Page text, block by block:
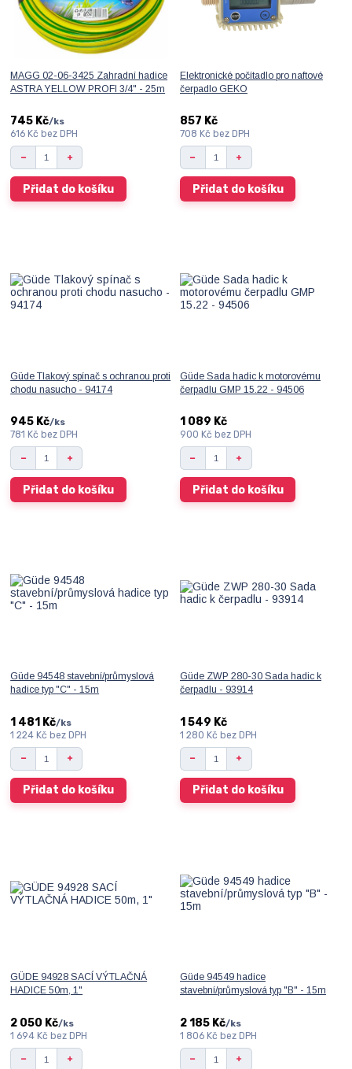
MAGG 02-06-3425 Zahradní hadice
ASTRA YELLOW PROFI 3/4" - 25m
745 Kč/ks
616 Kč bez DPH
Přidat do košíku
Elektronické počítadlo pro naftové
čerpadlo GEKO
857 Kč
708 Kč bez DPH
Přidat do košíku
Güde Tlakový spínač s ochranou proti
chodu nasucho - 94174
945 Kč/ks
781 Kč bez DPH
Přidat do košíku
Güde Sada hadic k motorovému
čerpadlu GMP 15.22 - 94506
1 089 Kč
900 Kč bez DPH
Přidat do košíku
Güde 94548 stavební/průmyslová
hadice typ "C" - 15m
1 481 Kč/ks
1 224 Kčbez DPH
Přidat do košíku
Güde ZWP 280-30 Sada hadic k
čerpadlu - 93914
1 549 Kč
1 280 Kč bez DPH
Přidat do košíku
GÜDE 94928 SACÍ VÝTLAČNÁ
HADICE 50m, 1"
2 050 Kč/ks
1 694 Kčbez DPH
Güde 94549 hadice
stavební/průmyslová typ "B" - 15m
2 185 Kč/ks
1 806 Kč bez DPH